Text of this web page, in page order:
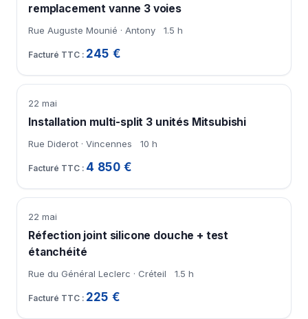
remplacement vanne 3 voies
Rue Auguste Mounié · Antony 1.5 h
245 €
22 mai
Installation multi-split 3 unités Mitsubishi
Rue Diderot · Vincennes 10 h
4 850 €
22 mai
Réfection joint silicone douche + test
étanchéité
Rue du Général Leclerc · Créteil 1.5 h
225 €